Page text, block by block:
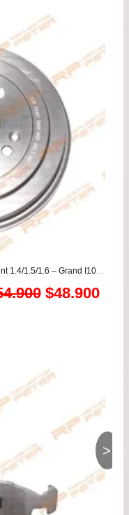
era:
$26.900.
Par Tambores de freno Hyundai New Accent 1.4/1.5/1.6 – Grand I10 1.0/1.2 / Kia Rio JB 1.4
El
era:
$54.900.
$48.900El
>